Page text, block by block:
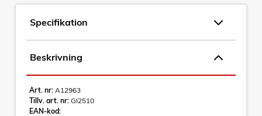
Specifikation
Beskrivning
Art. nr: A12963
Tillv. art. nr: GI2510
EAN-kod: